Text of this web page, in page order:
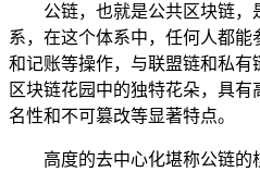
公链，也就是公共区块链
系，在这个体系中，任何人都
和记账等操作，与联盟链和私
区块链花园中的独特花朵，具
名性和不可篡改等显著特点。
高度的去中心化堪称公链